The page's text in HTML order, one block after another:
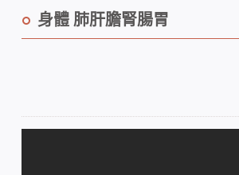
身體 肺肝膽腎腸胃